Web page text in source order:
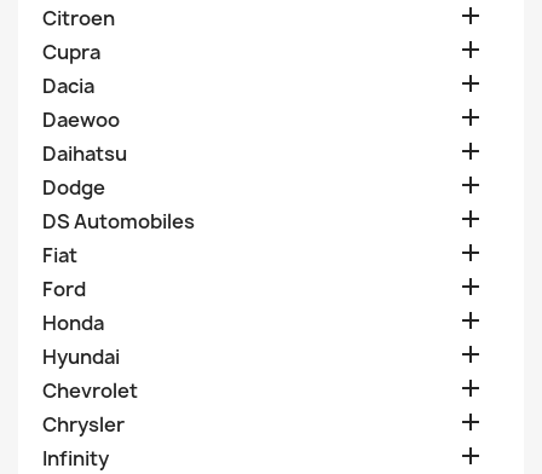
Citroen 
Cupra 
Dacia 
Daewoo 
Daihatsu 
Dodge 
DS Automobiles 
Fiat 
Ford 
Honda 
Hyundai 
Chevrolet 
Chrysler 
Infinity 